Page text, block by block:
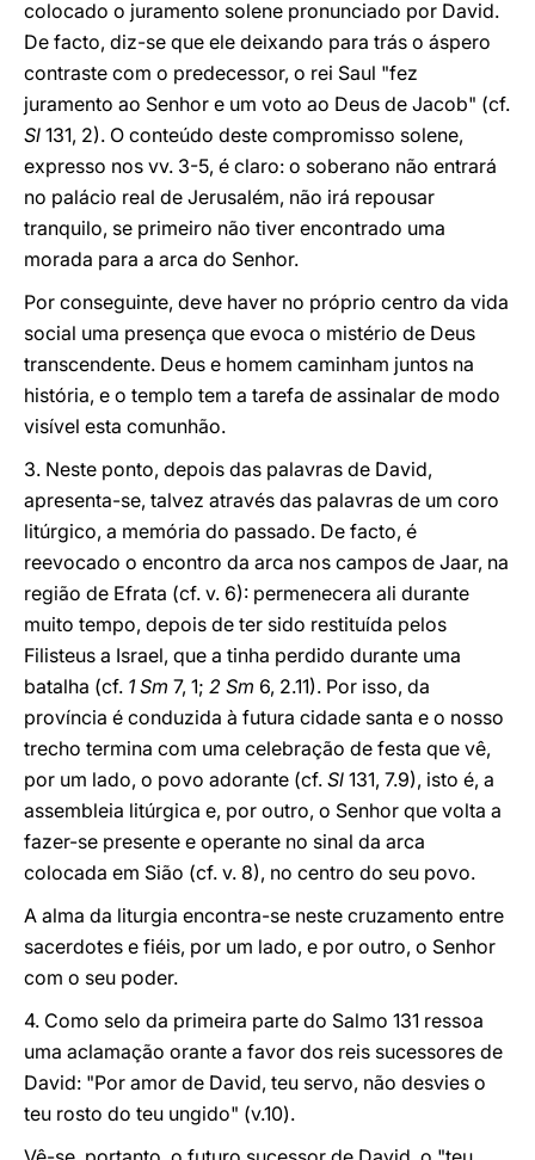
colocado o juramento solene pronunciado por David.
De facto, diz-se que ele deixando para trás o áspero
contraste com o predecessor, o rei Saul "fez
juramento ao Senhor e um voto ao Deus de Jacob" (cf.
Sl 131, 2). O conteúdo deste compromisso solene,
expresso nos vv. 3-5, é claro: o soberano não entrará
no palácio real de Jerusalém, não irá repousar
tranquilo, se primeiro não tiver encontrado uma
morada para a arca do Senhor.
Por conseguinte, deve haver no próprio centro da vida
social uma presença que evoca o mistério de Deus
transcendente. Deus e homem caminham juntos na
história, e o templo tem a tarefa de assinalar de modo
visível esta comunhão.
3. Neste ponto, depois das palavras de David,
apresenta-se, talvez através das palavras de um coro
litúrgico, a memória do passado. De facto, é
reevocado o encontro da arca nos campos de Jaar, na
região de Efrata (cf. v. 6): permenecera ali durante
muito tempo, depois de ter sido restituída pelos
Filisteus a Israel, que a tinha perdido durante uma
batalha (cf. 1 Sm 7, 1; 2 Sm 6, 2.11). Por isso, da
província é conduzida à futura cidade santa e o nosso
trecho termina com uma celebração de festa que vê,
por um lado, o povo adorante (cf. Sl 131, 7.9), isto é, a
assembleia litúrgica e, por outro, o Senhor que volta a
fazer-se presente e operante no sinal da arca
colocada em Sião (cf. v. 8), no centro do seu povo.
A alma da liturgia encontra-se neste cruzamento entre
sacerdotes e fiéis, por um lado, e por outro, o Senhor
com o seu poder.
4. Como selo da primeira parte do Salmo 131 ressoa
uma aclamação orante a favor dos reis sucessores de
David: "Por amor de David, teu servo, não desvies o
teu rosto do teu ungido" (v.10).